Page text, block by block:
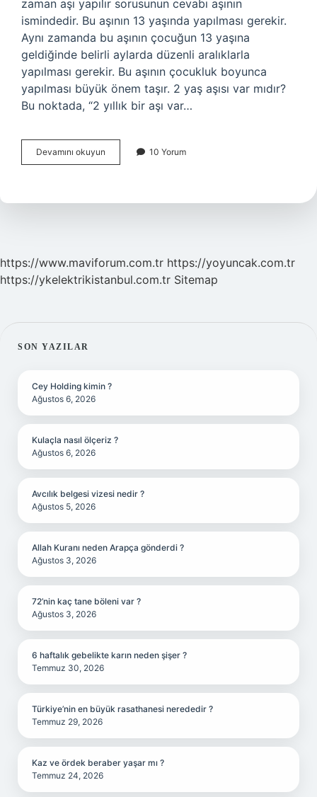
zaman aşı yapılır sorusunun cevabı aşının
ismindedir. Bu aşının 13 yaşında yapılması gerekir.
Aynı zamanda bu aşının çocuğun 13 yaşına
geldiğinde belirli aylarda düzenli aralıklarla
yapılması gerekir. Bu aşının çocukluk boyunca
yapılması büyük önem taşır. 2 yaş aşısı var mıdır?
Bu noktada, “2 yıllık bir aşı var…
Devamını okuyun
Yaş
10 Yorum
https://www.maviforum.com.tr https://yoyuncak.com.tr
https://ykelektrikistanbul.com.tr Sitemap
SIDEBAR
SON YAZILAR
Cey Holding kimin ?
Ağustos 6, 2026
Kulaçla nasıl ölçeriz ?
Ağustos 6, 2026
Avcılık belgesi vizesi nedir ?
Ağustos 5, 2026
Allah Kuranı neden Arapça gönderdi ?
Ağustos 3, 2026
72’nin kaç tane böleni var ?
Ağustos 3, 2026
6 haftalık gebelikte karın neden şişer ?
Temmuz 30, 2026
Türkiye’nin en büyük rasathanesi nerededir ?
Temmuz 29, 2026
Kaz ve ördek beraber yaşar mı ?
Temmuz 24, 2026